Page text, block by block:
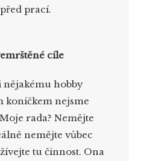
prací.
cíle
nějakému hobby
koníčkem nejsme
rada? Nemějte
nemějte vůbec
tu činnost. Ona